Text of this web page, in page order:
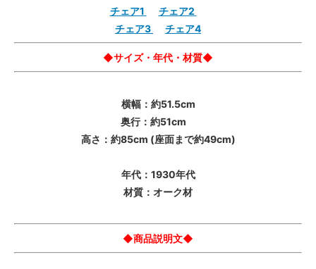
チェア1
チェア2
チェア3
チェア4
◆サイズ・年代・材質◆
横幅：約51.5cm
奥行：約51cm
高さ：約85cm (座面まで約49cm)
年代：1930年代
材質：オーク材
◆商品説明文◆